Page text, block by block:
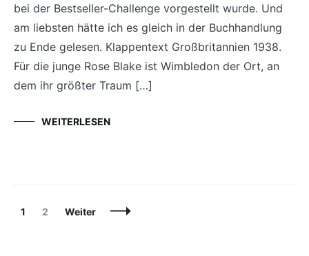
bei der Bestseller-Challenge vorgestellt wurde. Und
am liebsten hätte ich es gleich in der Buchhandlung
zu Ende gelesen. Klappentext Großbritannien 1938.
Für die junge Rose Blake ist Wimbledon der Ort, an
dem ihr größter Traum […]
WEITERLESEN
Beitragsnavigation
Seite
1 Seite
2 Weiter